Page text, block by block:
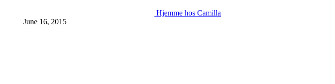
Hjemme hos Camilla
June 16, 2015